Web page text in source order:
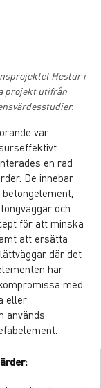
Hestur i
projekt utifrån
var
en rad
De innebar
och
för att minska
att ersätta
där det
har
med
eller
används